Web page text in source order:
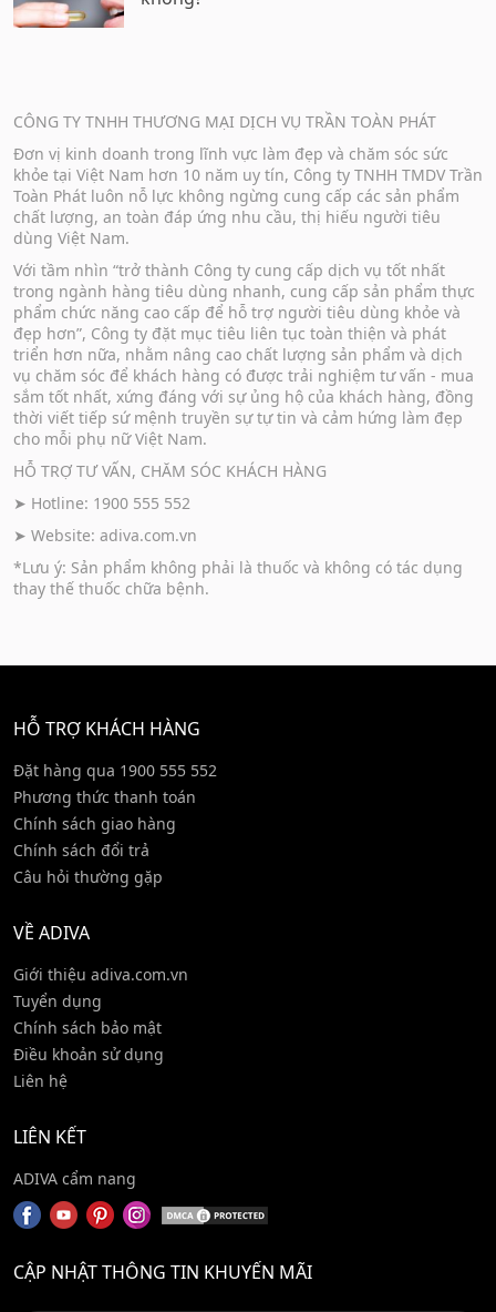
CÔNG TY TNHH THƯƠNG MẠI DỊCH VỤ TRẦN TOÀN PHÁT
Đơn vị kinh doanh trong lĩnh vực làm đẹp và chăm sóc sức
khỏe tại Việt Nam hơn 10 năm uy tín, Công ty TNHH TMDV Trần
Toàn Phát luôn nỗ lực không ngừng cung cấp các sản phẩm
chất lượng, an toàn đáp ứng nhu cầu, thị hiếu người tiêu
dùng Việt Nam.
Với tầm nhìn “trở thành Công ty cung cấp dịch vụ tốt nhất
trong ngành hàng tiêu dùng nhanh, cung cấp sản phẩm thực
phẩm chức năng cao cấp để hỗ trợ người tiêu dùng khỏe và
đẹp hơn”, Công ty đặt mục tiêu liên tục toàn thiện và phát
triển hơn nữa, nhằm nâng cao chất lượng sản phẩm và dịch
vụ chăm sóc để khách hàng có được trải nghiệm tư vấn - mua
sắm tốt nhất, xứng đáng với sự ủng hộ của khách hàng, đồng
thời viết tiếp sứ mệnh truyền sự tự tin và cảm hứng làm đẹp
cho mỗi phụ nữ Việt Nam.
HỖ TRỢ TƯ VẤN, CHĂM SÓC KHÁCH HÀNG
➤ Hotline: 1900 555 552
➤ Website: adiva.com.vn
*Lưu ý: Sản phẩm không phải là thuốc và không có tác dụng
thay thế thuốc chữa bệnh.
HỖ TRỢ KHÁCH HÀNG
Đặt hàng qua 1900 555 552
Phương thức thanh toán
Chính sách giao hàng
Chính sách đổi trả
Câu hỏi thường gặp
VỀ ADIVA
Giới thiệu adiva.com.vn
Tuyển dụng
Chính sách bảo mật
Điều khoản sử dụng
Liên hệ
LIÊN KẾT
ADIVA cẩm nang
CẬP NHẬT THÔNG TIN KHUYẾN MÃI